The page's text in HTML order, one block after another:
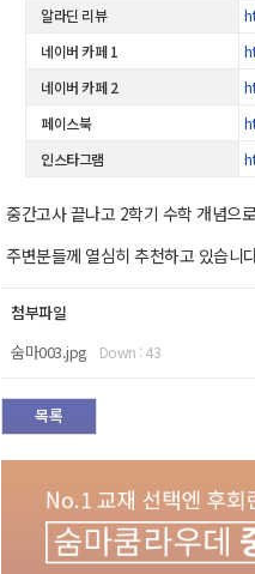
알라딘 리뷰
네이버 카페 1
네이버 카페 2
페이스북
인스타그램
중간고사 끝나고 2학기 수학 개념으
주변분들께 열심히 추천하고 있습니
첨부파일
숨마003.jpg
Down : 43
목록